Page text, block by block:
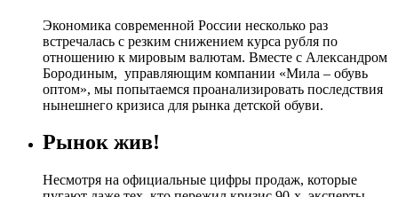
Экономика современной России несколько раз
встречалась с резким снижением курса рубля по
отношению к мировым валютам. Вместе с Александром
Бородиным, управляющим компании «Мила – обувь
оптом», мы попытаемся проанализировать последствия
нынешнего кризиса для рынка детской обуви.
Рынок жив!
Несмотря на официальные цифры продаж, которые